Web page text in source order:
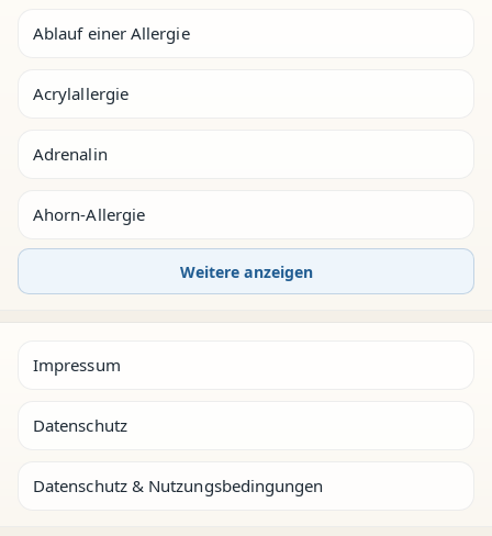
Ablauf einer Allergie
Acrylallergie
Adrenalin
Ahorn-Allergie
Weitere anzeigen
Impressum
Datenschutz
Datenschutz & Nutzungsbedingungen